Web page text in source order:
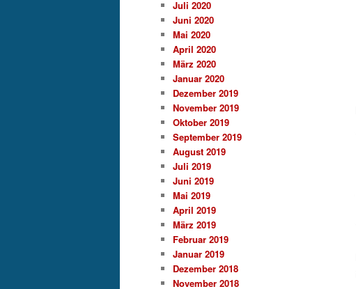
Juli 2020
Juni 2020
Mai 2020
April 2020
März 2020
Januar 2020
Dezember 2019
November 2019
Oktober 2019
September 2019
August 2019
Juli 2019
Juni 2019
Mai 2019
April 2019
März 2019
Februar 2019
Januar 2019
Dezember 2018
November 2018